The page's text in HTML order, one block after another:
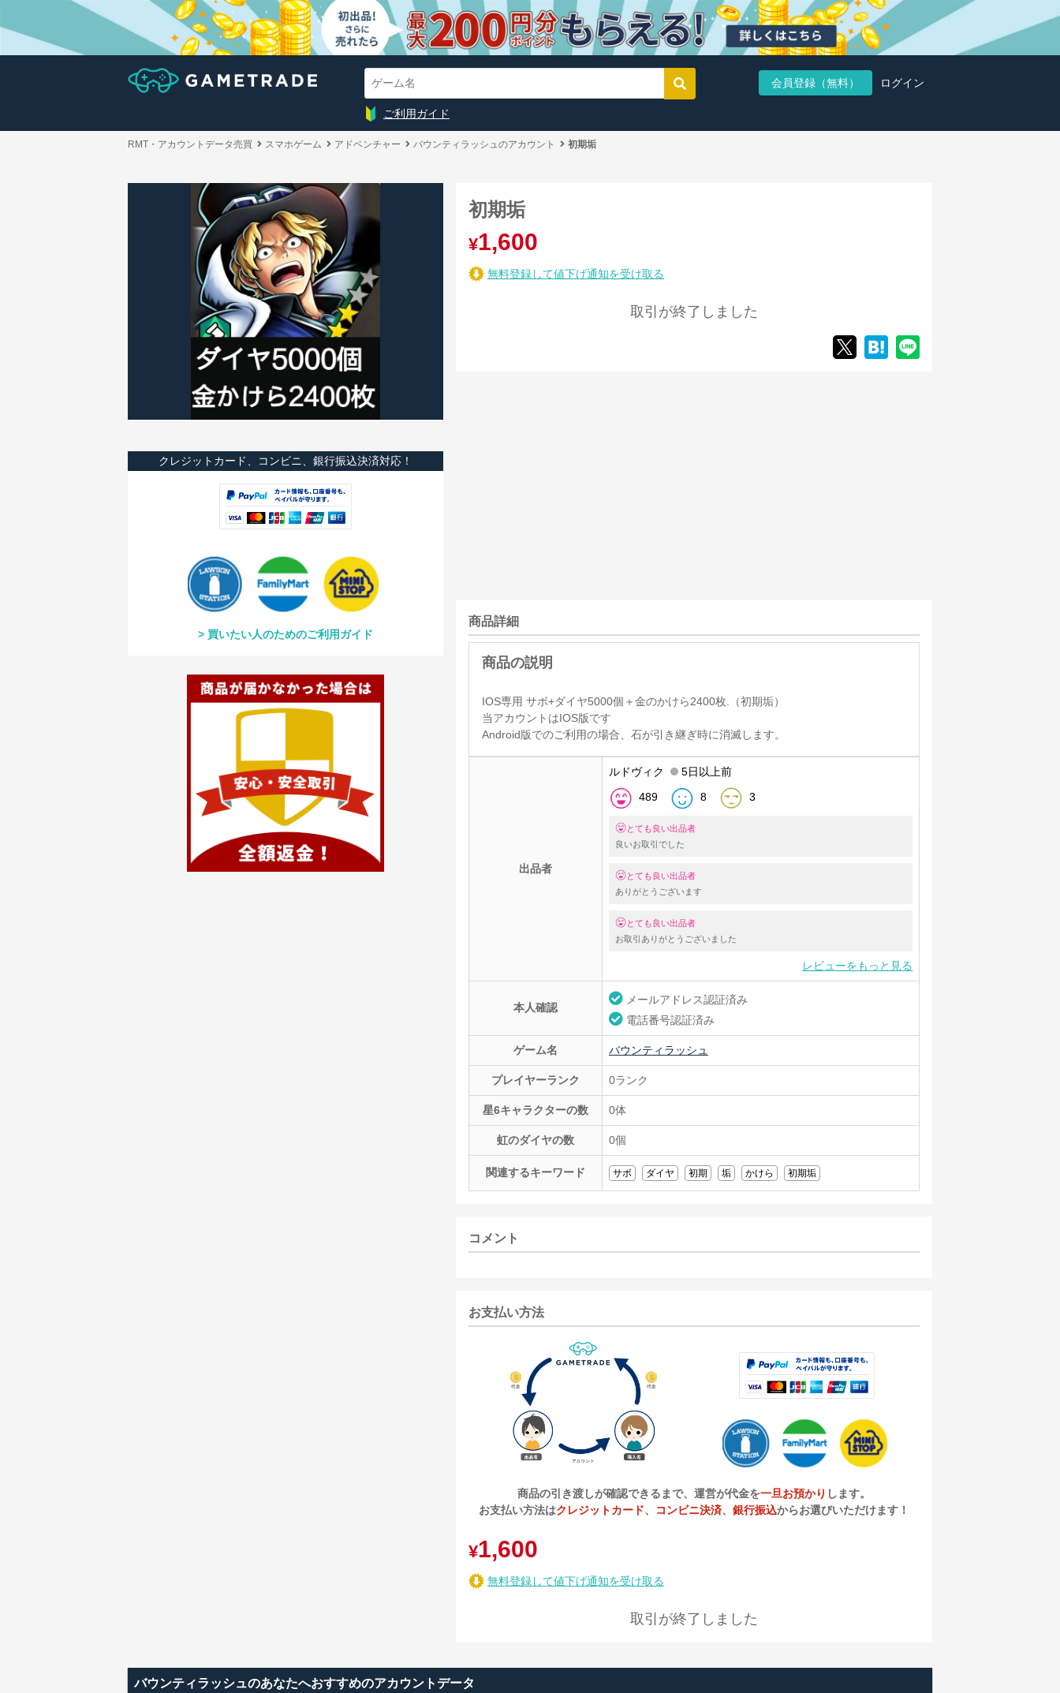
会員登録（無料） ログイン
ご利用ガイド
RMT・アカウントデータ売買 スマホゲーム アドベンチャー バウンティラッシュのアカウント 初期垢
クレジットカード、コンビニ、銀行振込決済対応！
買いたい人のためのご利用ガイド
初期垢
¥1,600
無料登録して値下げ通知を受け取る
取引が終了しました
商品詳細
IOS専用 サボ+ダイヤ5000個＋金のかけら2400枚.（初期垢）
当アカウントはIOS版です
Android版でのご利用の場合、石が引き継ぎ時に消滅します。
出品者
ルドヴィク 5日以上前
489 8 3
とても良い出品者
良いお取引でした
とても良い出品者
ありがとうございます
とても良い出品者
お取引ありがとうございました
レビューをもっと見る
本人確認
メールアドレス認証済み
電話番号認証済み
ゲーム名 バウンティラッシュ
プレイヤーランク 0ランク
星6キャラクターの数 0体
虹のダイヤの数 0個
関連するキーワード サボ ダイヤ 初期 垢 かけら 初期垢
コメント
お支払い方法
商品の引き渡しが確認できるまで、運営が代金を一旦お預かり します。
お支払い方法はクレジットカード、 コンビニ決済、 銀行振込からお選びいただけます！
¥1,600
無料登録して値下げ通知を受け取る
取引が終了しました
バウンティラッシュのあなたへおすすめのアカウントデータ